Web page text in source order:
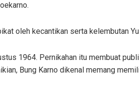
oleh kecantikan serta kelembutan
1964. Pernikahan itu membuat
Bung Karno dikenal memang